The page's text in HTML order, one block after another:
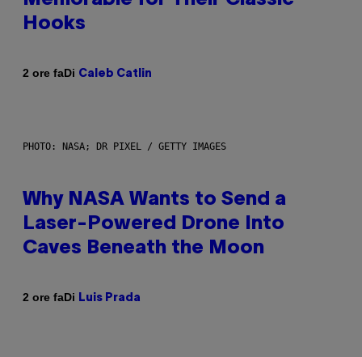
Hooks
2 ore faDi Caleb Catlin
PHOTO: NASA; DR PIXEL / GETTY IMAGES
Why NASA Wants to Send a
Laser-Powered Drone Into
Caves Beneath the Moon
2 ore faDi Luis Prada